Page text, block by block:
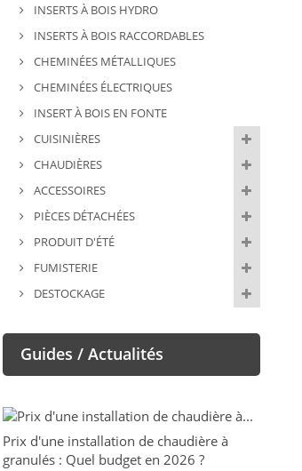
INSERTS À BOIS HYDRO
INSERTS À BOIS RACCORDABLES
CHEMINÉES MÉTALLIQUES
CHEMINÉES ÉLECTRIQUES
INSERT À BOIS EN FONTE
CUISINIÈRES
CHAUDIÈRES
ACCESSOIRES
PIÈCES DÉTACHÉES
PRODUIT D'ÉTÉ
FUMISTERIE
DESTOCKAGE
Guides / Actualités
Prix d'une installation de chaudière à
granulés : Quel budget en 2026 ?